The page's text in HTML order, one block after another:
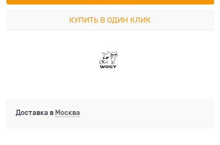
КУПИТЬ В ОДИН КЛИК
Доставка в Москва